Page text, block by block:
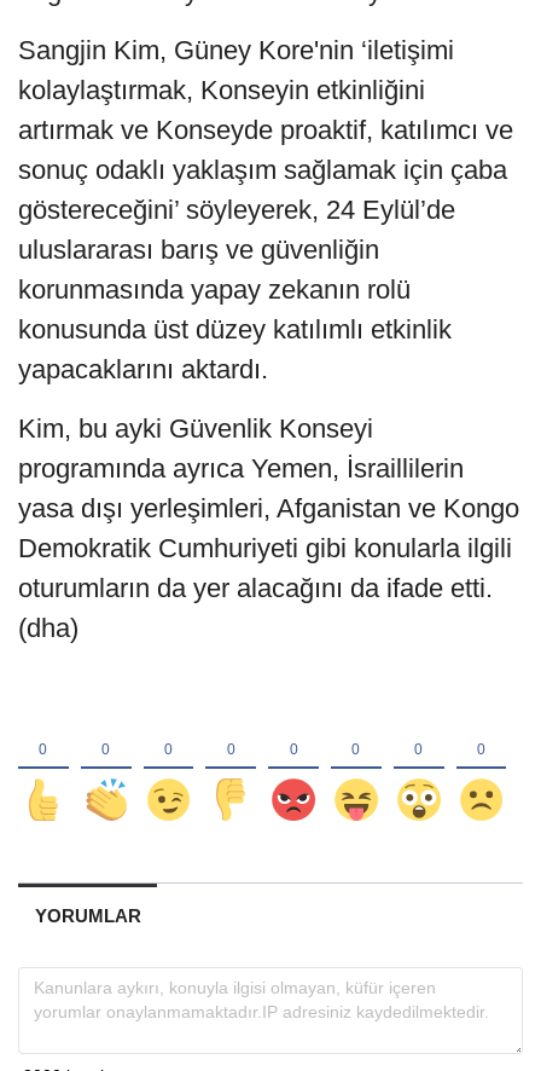
Sangjin Kim, Güney Kore'nin ‘iletişimi
kolaylaştırmak, Konseyin etkinliğini
artırmak ve Konseyde proaktif, katılımcı ve
sonuç odaklı yaklaşım sağlamak için çaba
göstereceğini’ söyleyerek, 24 Eylül’de
uluslararası barış ve güvenliğin
korunmasında yapay zekanın rolü
konusunda üst düzey katılımlı etkinlik
yapacaklarını aktardı.
Kim, bu ayki Güvenlik Konseyi
programında ayrıca Yemen, İsraillilerin
yasa dışı yerleşimleri, Afganistan ve Kongo
Demokratik Cumhuriyeti gibi konularla ilgili
oturumların da yer alacağını da ifade etti.
(dha)
YORUMLAR